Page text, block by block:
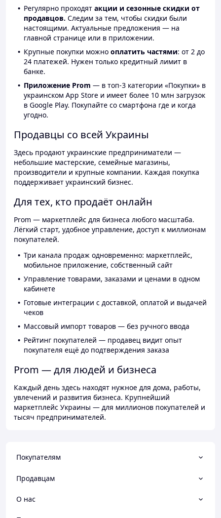
Регулярно проходят акции и сезонные скидки от
продавцов. Следим за тем, чтобы скидки были
настоящими. Актуальные предложения — на
главной странице или в приложении.
Крупные покупки можно оплатить частями: от 2 до
24 платежей. Нужен только кредитный лимит в
банке.
Приложение Prom — в топ-3 категории «Покупки» в
украинском App Store и имеет более 10 млн загрузок
в Google Play. Покупайте со смартфона где и когда
угодно.
Продавцы со всей Украины
Здесь продают украинские предприниматели —
небольшие мастерские, семейные магазины,
производители и крупные компании. Каждая покупка
поддерживает украинский бизнес.
Для тех, кто продаёт онлайн
Prom — маркетплейс для бизнеса любого масштаба.
Лёгкий старт, удобное управление, доступ к миллионам
покупателей.
Три канала продаж одновременно: маркетплейс,
мобильное приложение, собственный сайт
Управление товарами, заказами и ценами в одном
кабинете
Готовые интеграции с доставкой, оплатой и выдачей
чеков
Массовый импорт товаров — без ручного ввода
Рейтинг покупателей — продавец видит опыт
покупателя ещё до подтверждения заказа
Prom — для людей и бизнеса
Каждый день здесь находят нужное для дома, работы,
увлечений и развития бизнеса. Крупнейший
маркетплейс Украины — для миллионов покупателей и
тысяч предпринимателей.
Покупателям
Продавцам
О нас